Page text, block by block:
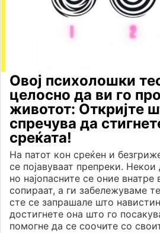
Овој психолошки
целосно да ви го
животот: Откријте
спречува да
среќата!
На патот кон среќен и
се појавуваат препреки.
но најопасните се оние внатре
сопираат, а ги забележуваме
сте се запрашале што
достигнете она што го
помогне да се соочите со